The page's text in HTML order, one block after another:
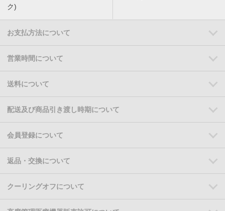
ク)
お支払方法について
営業時間について
送料について
配送及び商品引き渡し時期について
会員登録について
返品・交換について
クーリングオフについて